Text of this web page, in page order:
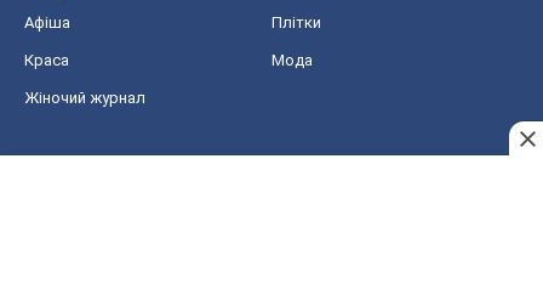
Афіша Плітки
Краса Мода
Жіночий журнал